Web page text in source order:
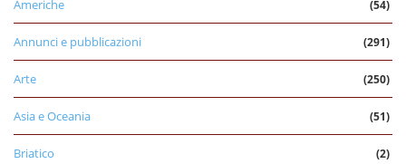
Americhe (54)
Annunci e pubblicazioni (291)
Arte (250)
Asia e Oceania (51)
Briatico (2)